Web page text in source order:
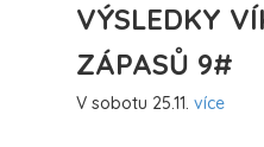
VÝSLEDKY
ZÁPASŮ 9#
V sobotu 25.11. více